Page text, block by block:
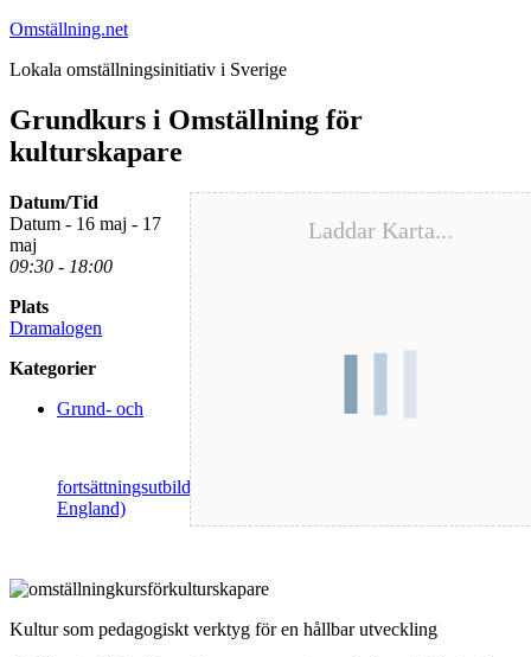
Hoppa
innehåll
Omställning.net
Lokala omställningsinitiativ i Sverige
Grundkurs i Omställning för
kulturskapare
Laddar Karta...
Datum/Tid
Datum - 16 maj - 17
maj
09:30 - 18:00
Plats
Dramalogen
Kategorier
Grund- och
fortsättningsutbildningar i omställning (ingår i kurspaketet från
England)
Kultur som pedagogiskt verktyg för en hållbar utveckling